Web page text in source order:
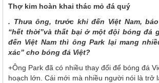
Thợ kim hoàn khai thác mỏ đá quý
. Thưa ông, trước khi đến Việt Nam,
“hết thời”và thất bại ở một đội bóng đá
đến Việt Nam thì ông Park lại mang
xác” cho bóng đá Việt?
+Ông Park đã có nhiều thay đổi để bóng đá
hoạch lớn. Cái mới mà nhiều người nói là trở